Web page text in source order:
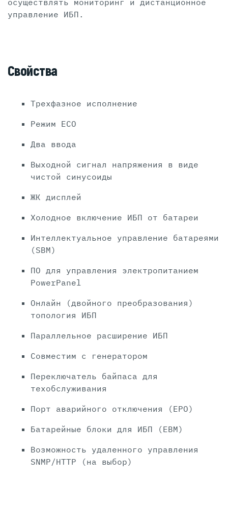
управление ИБП.
Свойства
Трехфазное исполнение
Режим ECO
Два ввода
Выходной сигнал напряжения в виде
чистой синусоиды
ЖК дисплей
Холодное включение ИБП от батареи
Интеллектуальное управление батареями
(SBM)
ПО для управления электропитанием
PowerPanel
Онлайн (двойного преобразования)
топология ИБП
Параллельное расширение ИБП
Совместим с генератором
Переключатель байпаса для
техобслуживания
Порт аварийного отключения (EPO)
Батарейные блоки для ИБП (EBM)
Возможность удаленного управления
SNMP/HTTP (на выбор)